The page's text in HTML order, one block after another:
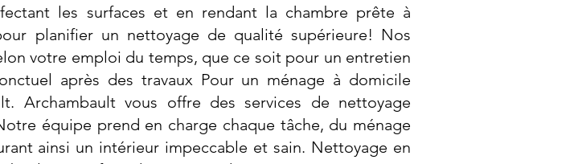
les surfaces et en rendant la chambre prête à
planifier un nettoyage de qualité supérieure! Nos
votre emploi du temps, que ce soit pour un entretien
après des travaux Pour un ménage à domicile
Archambault vous offre des services de nettoyage
équipe prend en charge chaque tâche, du ménage
ainsi un intérieur impeccable et sain. Nettoyage en